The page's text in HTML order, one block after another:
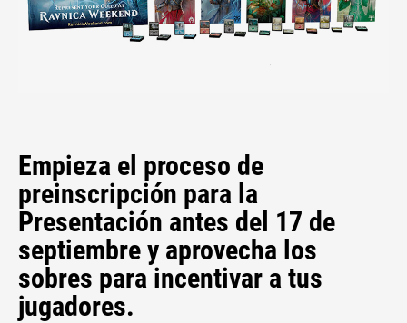
Empieza el proceso de
preinscripción para la
Presentación antes del 17 de
septiembre y aprovecha los
sobres para incentivar a tus
jugadores.